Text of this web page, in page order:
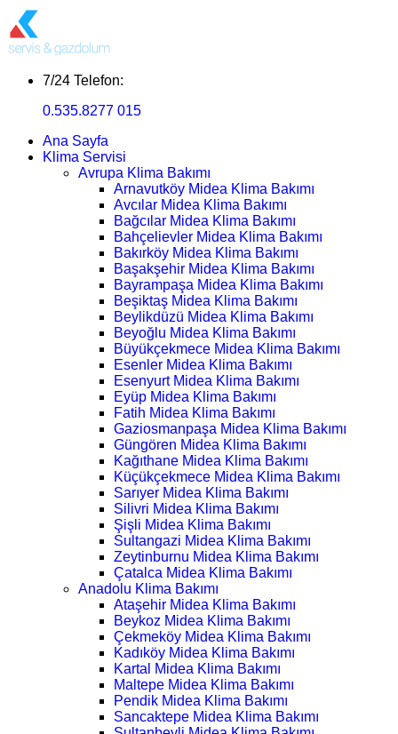
7/24 Telefon:
0.535.8277 015
Ana Sayfa
Klima Servisi
Avrupa Klima Bakımı
Arnavutköy Midea Klima Bakımı
Avcılar Midea Klima Bakımı
Bağcılar Midea Klima Bakımı
Bahçelievler Midea Klima Bakımı
Bakırköy Midea Klima Bakımı
Başakşehir Midea Klima Bakımı
Bayrampaşa Midea Klima Bakımı
Beşiktaş Midea Klima Bakımı
Beylikdüzü Midea Klima Bakımı
Beyoğlu Midea Klima Bakımı
Büyükçekmece Midea Klima Bakımı
Esenler Midea Klima Bakımı
Esenyurt Midea Klima Bakımı
Eyüp Midea Klima Bakımı
Fatih Midea Klima Bakımı
Gaziosmanpaşa Midea Klima Bakımı
Güngören Midea Klima Bakımı
Kağıthane Midea Klima Bakımı
Küçükçekmece Midea Klima Bakımı
Sarıyer Midea Klima Bakımı
Silivri Midea Klima Bakımı
Şişli Midea Klima Bakımı
Sultangazi Midea Klima Bakımı
Zeytinburnu Midea Klima Bakımı
Çatalca Midea Klima Bakımı
Anadolu Klima Bakımı
Ataşehir Midea Klima Bakımı
Beykoz Midea Klima Bakımı
Çekmeköy Midea Klima Bakımı
Kadıköy Midea Klima Bakımı
Kartal Midea Klima Bakımı
Maltepe Midea Klima Bakımı
Pendik Midea Klima Bakımı
Sancaktepe Midea Klima Bakımı